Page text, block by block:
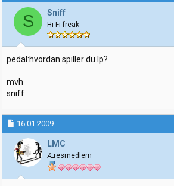
S Sniff
Hi-Fi freak
pedal:hvordan spiller du lp?
mvh
sniff
16.01.2009
LMC
Æresmedlem